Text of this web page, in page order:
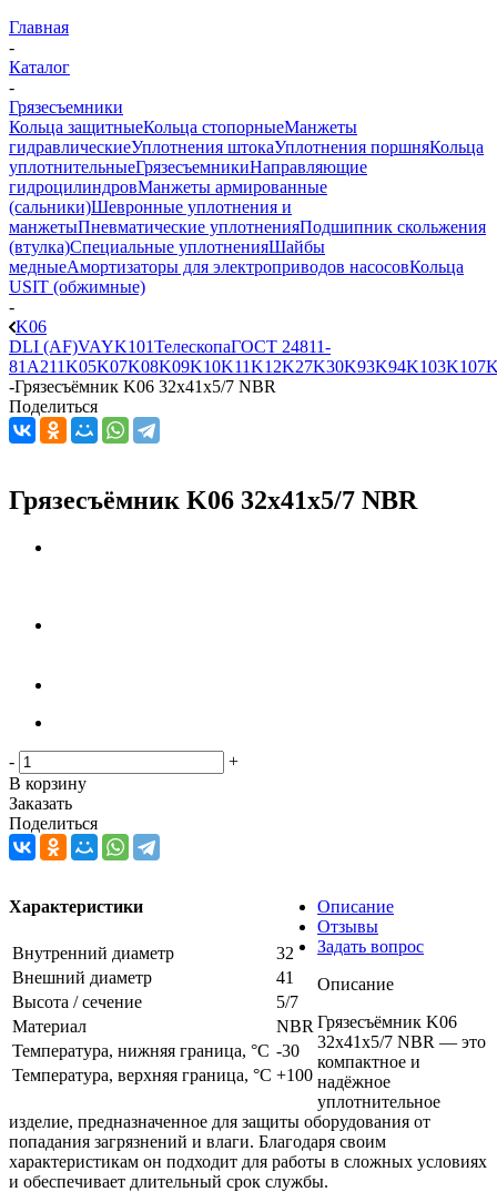
Главная
-
Каталог
-
Грязесъемники
Кольца защитныеКольца стопорныеМанжеты
гидравлическиеУплотнения штокаУплотнения поршняКольца
уплотнительныеГрязесъемникиНаправляющие
гидроцилиндровМанжеты армированные
(сальники)Шевронные уплотнения и
манжетыПневматические уплотненияПодшипник скольжения
(втулка)Специальные уплотненияШайбы
медныеАмортизаторы для электроприводов насосовКольца
USIT (обжимные)
-
K06
DLI (AF)VAYK101ТелескопаГОСТ 24811-
81 A211K05K07K08K09K10K11K12K27K30K93K94K103K107
-Грязесъёмник K06 32x41x5/7 NBR
Поделиться
Грязесъёмник K06 32x41x5/7 NBR
-
+
В корзину
Заказать
Поделиться
Характеристики
Внутренний диаметр
32
Внешний диаметр
41
Высота / сечение
5/7
Материал
NBR
Температура, нижняя граница, °C -30
Температура, верхняя граница, °C +100
Описание
Отзывы
Задать вопрос
Описание
Грязесъёмник K06
32x41x5/7 NBR — это
компактное и
надёжное
уплотнительное
изделие, предназначенное для защиты оборудования от
попадания загрязнений и влаги. Благодаря своим
характеристикам он подходит для работы в сложных условиях
и обеспечивает длительный срок службы.